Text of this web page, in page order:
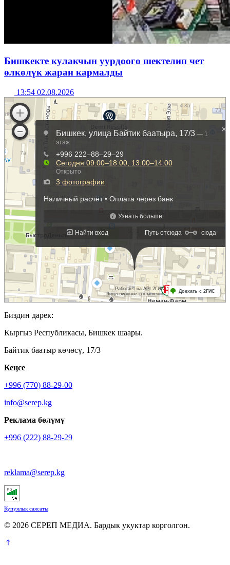
Бишкекте кулакчын уурдоого шектелип чет
өлкөлүк жаран кармалды
13:54 02.08.2026
Биздин дарек:
Кыргыз Республикасы, Бишкек шаары.
Байтик баатыр көчөсү, 17/3
Кеӊсе
+996 (770) 88-29-00
info@serep.kg
Реклама бөлүмү
+996 (222) 88-29-29
reklama@serep.kg
Купуялык саясаты
© 2026 СЕРЕП МЕДИА. Бардык укуктар корголгон.